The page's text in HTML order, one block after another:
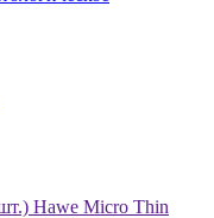
Hawe Micro Thin